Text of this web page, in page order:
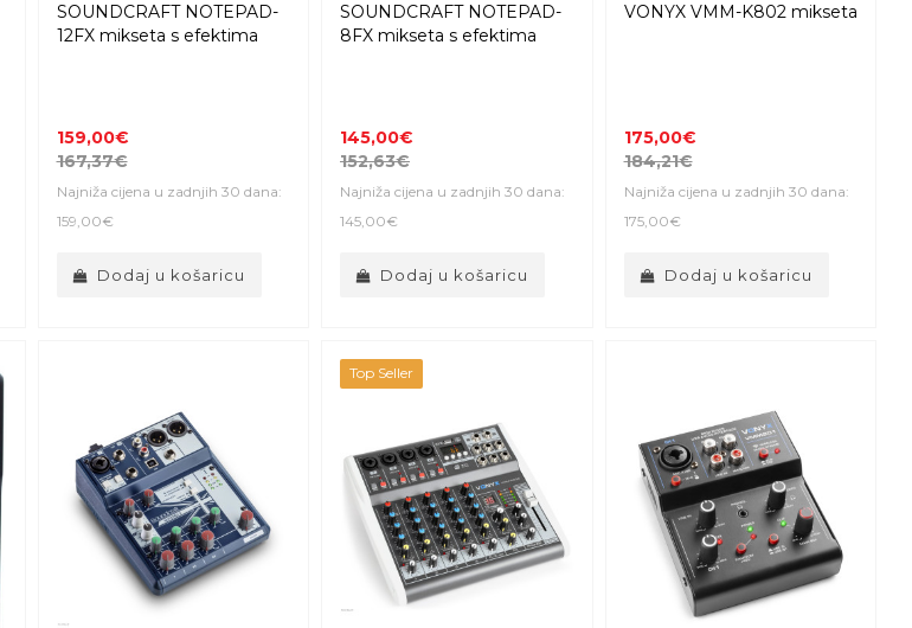
SOUNDCRAFT NOTEPAD-
12FX mikseta s efektima
159,00€
167,37€
Najniža cijena u zadnjih 30 dana:
159,00€
Dodaj u košaricu
SOUNDCRAFT NOTEPAD-
8FX mikseta s efektima
145,00€
152,63€
Najniža cijena u zadnjih 30 dana:
145,00€
Dodaj u košaricu
VONYX VMM-K802 mikseta
175,00€
184,21€
Najniža cijena u zadnjih 30 dana:
175,00€
Dodaj u košaricu
Top Seller